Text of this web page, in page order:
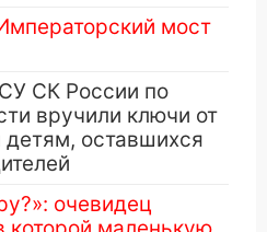
мост
СК России по
вручили ключи от
детям, оставшихся
очевидец